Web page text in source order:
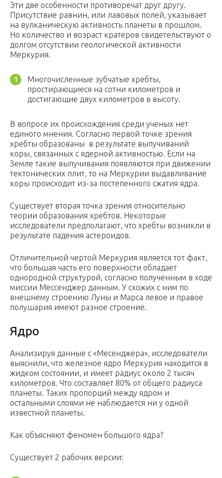
Эти две особенности противоречат друг другу.
Присутствие равнин, или лавовых полей, указывает
на вулканическую активность планеты в прошлом.
Но количество и возраст кратеров свидетельствуют о
долгом отсутствии геологической активности
Меркурия.
Многочисленные зубчатые хребты,
простирающиеся на сотни километров и
достигающие двух километров в высоту.
В вопросе их происхождения среди ученых нет
единого мнения. Согласно первой точке зрения
хребты образованы в результате выпучиваний
коры, связанных с ядерной активностью. Если на
Земле такие выпучивания появляются при движении
тектонических плит, то на Меркурии выдавливание
коры происходит из-за постепенного сжатия ядра.
Существует вторая точка зрения относительно
теории образования хребтов. Некоторые
исследователи предполагают, что хребты возникли в
результате падения астероидов.
Отличительной чертой Меркурия является тот факт,
что большая часть его поверхности обладает
однородной структурой, согласно полученным в ходе
миссии Мессенджер данным. У схожих с ним по
внешнему строению Луны и Марса левое и правое
полушария имеют разное строение.
Ядро
Анализируя данные с «Месенджера», исследователи
выяснили, что железное ядро Меркурия находится в
жидком состоянии, и имеет радиус около 2 тысяч
километров. Что составляет 80% от общего радиуса
планеты. Таких пропорций между ядром и
остальными слоями не наблюдается ни у одной
известной планеты.
Как объясняют феномен большого ядра?
Существует 2 рабочих версии: